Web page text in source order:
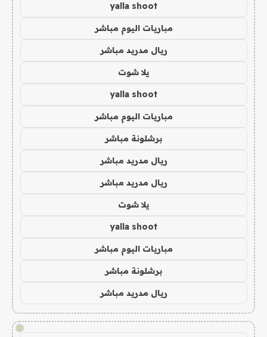
yalla shoot
مباريات اليوم مباشر
ريال مدريد مباشر
يلا شوت
yalla shoot
مباريات اليوم مباشر
برشلونة مباشر
ريال مدريد مباشر
ريال مدريد مباشر
يلا شوت
yalla shoot
مباريات اليوم مباشر
برشلونة مباشر
ريال مدريد مباشر
!